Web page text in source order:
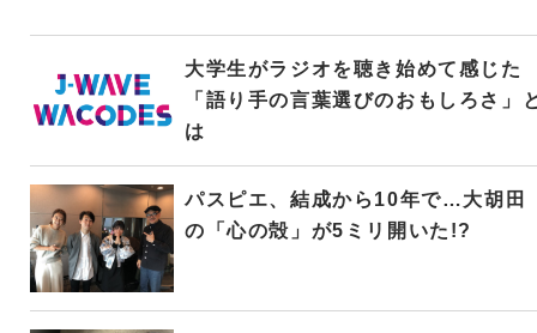
大学生がラジオを聴き始めて感じた
「語り手の言葉選びのおもしろさ」
は
パスピエ、結成から10年で…大胡田
の「心の殻」が5ミリ開いた!?